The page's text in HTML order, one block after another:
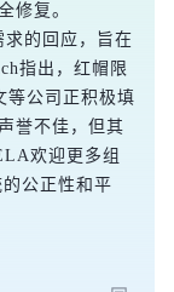
修复。
的回应，旨在
指出，红帽限
等公司正积极填
誉不佳，但其
欢迎更多组
公正性和平